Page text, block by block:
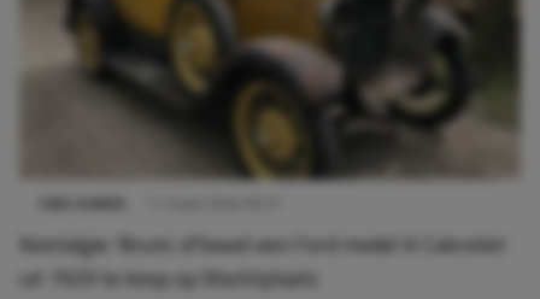
Nostalgie: 'Brum', oftewel een Ford model A Cabriolet
uit 1929 te koop op Marktplaats